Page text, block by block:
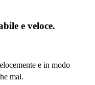
e veloce.
e in modo
mai.